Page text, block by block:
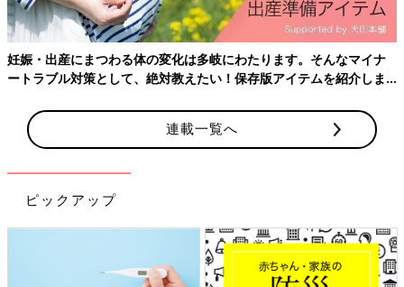
子で退院しました」（沙織さん）
しかし退院して間もなく、ミルク以外にも心配なことが次々と現
れます。
く吐くようになりました。そして、寝てもわずか数分で目を覚ま
します。
友だちが産院にお見舞いに来て、リッキーのことを抱っこしてく
ちに言われました。今思えば、新生児期から筋肉がつっぱってい
妊娠・出産にまつわる体の変化は多岐にわたります。そんなマイナ
ートラブル対策として、絶対教えたい！保存版アイテムを紹介しま
連載一覧へ
ピックアップ